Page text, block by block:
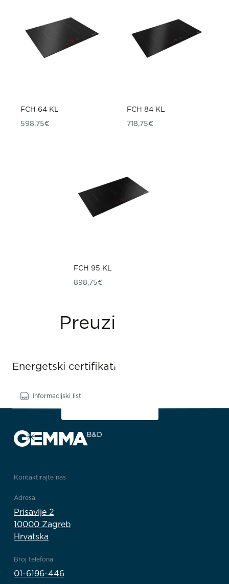
FCH 64 KL
598,75€
FCH 84 KL
718,75€
FCH 95 KL
898,75€
Preuzimanja
Energetski certifikati
Informacijski list
Kontaktirajte nas
Adresa
Prisavlje 2
10000 Zagreb
Hrvatska
Broj telefona
01-6196-446